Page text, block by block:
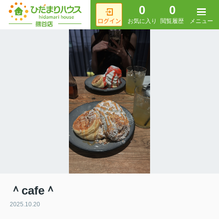
0
お気に入り
0
閲覧履歴 メニュー
＾cafe＾
2025.10.20